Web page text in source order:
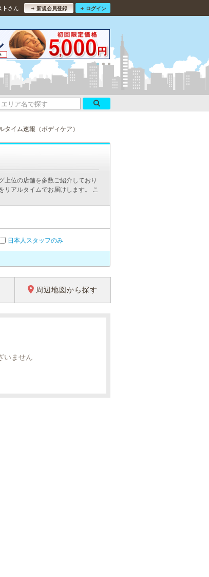
ト さん 新規会員登録 ログイン
タイム速報（ボディケア）
位の店舗を多数ご紹介しており
リアルタイムでお届けします。 こ
日本人スタッフのみ
周辺地図から探す
いません